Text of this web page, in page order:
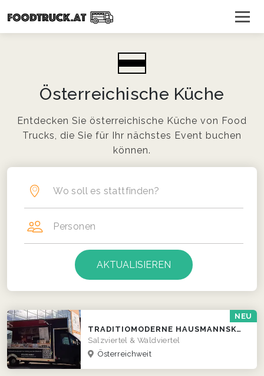
Österreichische Küche
Entdecken Sie österreichische Küche von Food
Trucks, die Sie für Ihr nächstes Event buchen
können.
Wo soll es stattfinden?
Personen
NEU
TRADITIOMODERNE HAUSMANNSKOST AUS SALZBURG UND DEM WALDVIERTEL
Salzviertel & Waldviertel
Österreichweit